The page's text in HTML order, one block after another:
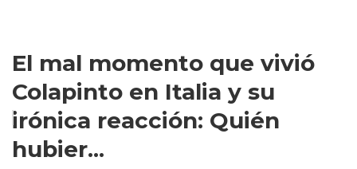
El mal momento que vivió
Colapinto en Italia y su
irónica reacción: Quién
hubier...